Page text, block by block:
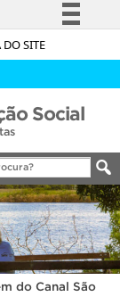
DO SITE
Social
do Canal São